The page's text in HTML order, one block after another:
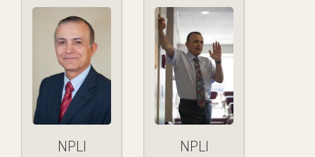
NPLI NPLI